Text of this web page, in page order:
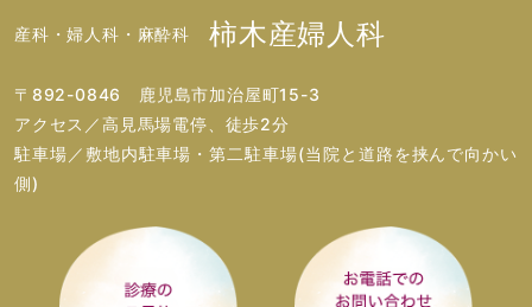
産科・婦人科・麻酔科 柿木産婦人科
〒892-0846 鹿児島市加治屋町15-3
アクセス／高見馬場電停、徒歩2分
駐車場／敷地内駐車場・第二駐車場(当院と道路を挟んで向かい
側)